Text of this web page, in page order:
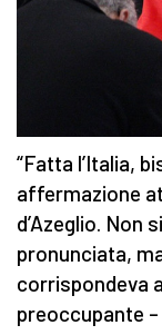
“Fatta l’Italia,
affermazione
d’Azeglio. Non
pronunciata,
corrispondeva
preoccupante